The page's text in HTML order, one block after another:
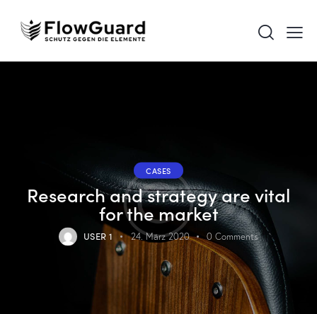
CASES
Research and strategy are vital
for the market
USER 1 24. März 2020 0 Comments